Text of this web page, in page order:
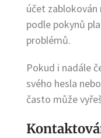
účet
podle pokynů
problémů.
Pokud i nadále
svého hesla
často může